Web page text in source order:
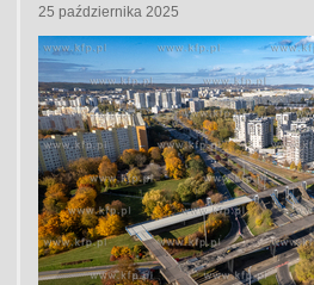
25 października 2025